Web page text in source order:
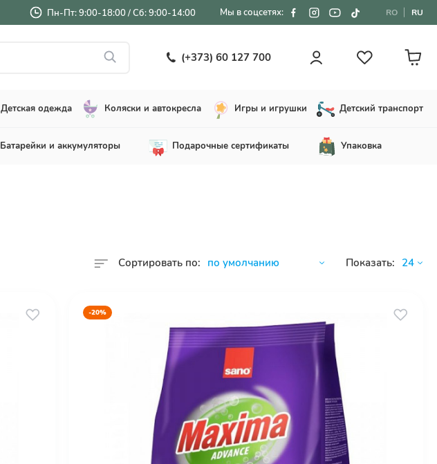
Пн-Пт: 9:00-18:00 / Сб: 9:00-14:00 Мы в соцсетях: RO RU
(+373) 60 127 700
Детская одежда Коляски и автокресла Игры и игрушки Детский транспорт
Батарейки и аккумуляторы Подарочные сертификаты Упаковка
Сортировать по: Показать:
-20%